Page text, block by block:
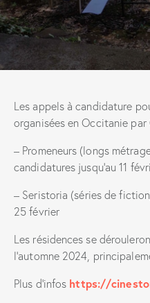
Les appels à candidature
organisées en Occitanie
– Promeneurs (longs
candidatures jusqu’au 11
– Seristoria (séries de
25 février
Les résidences se
l’automne 2024,
Plus d’infos https://